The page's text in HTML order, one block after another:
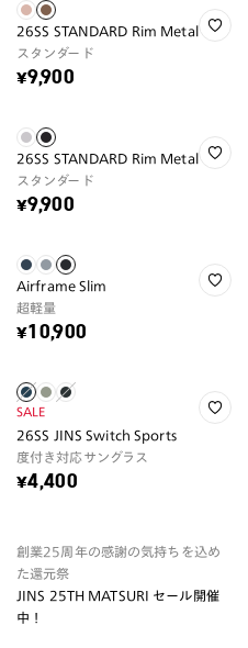
26SS STANDARD Rim Metal
スタンダード
¥9,900
26SS STANDARD Rim Metal
スタンダード
¥9,900
Airframe Slim
超軽量
¥10,900
SALE
26SS JINS Switch Sports
度付き対応サングラス
¥4,400
創業25周年の感謝の気持ちを込め
た還元祭
JINS 25TH MATSURI セール開催
中！